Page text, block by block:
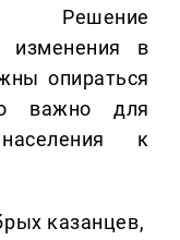
Решение
изменения в
опираться
важно для
к
казанцев,